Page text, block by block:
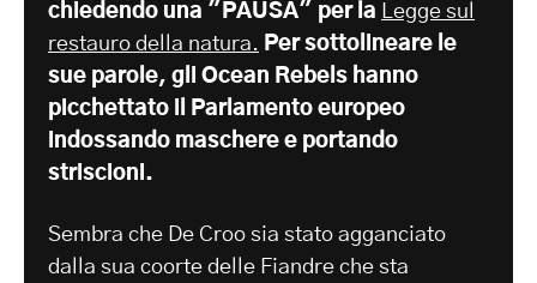
chiedendo una "PAUSA" per la Legge sul
restauro della natura. Per sottolineare le
sue parole, gli Ocean Rebels hanno
picchettato il Parlamento europeo
indossando maschere e portando
striscioni.
Sembra che De Croo sia stato agganciato
dalla sua coorte delle Fiandre che sta